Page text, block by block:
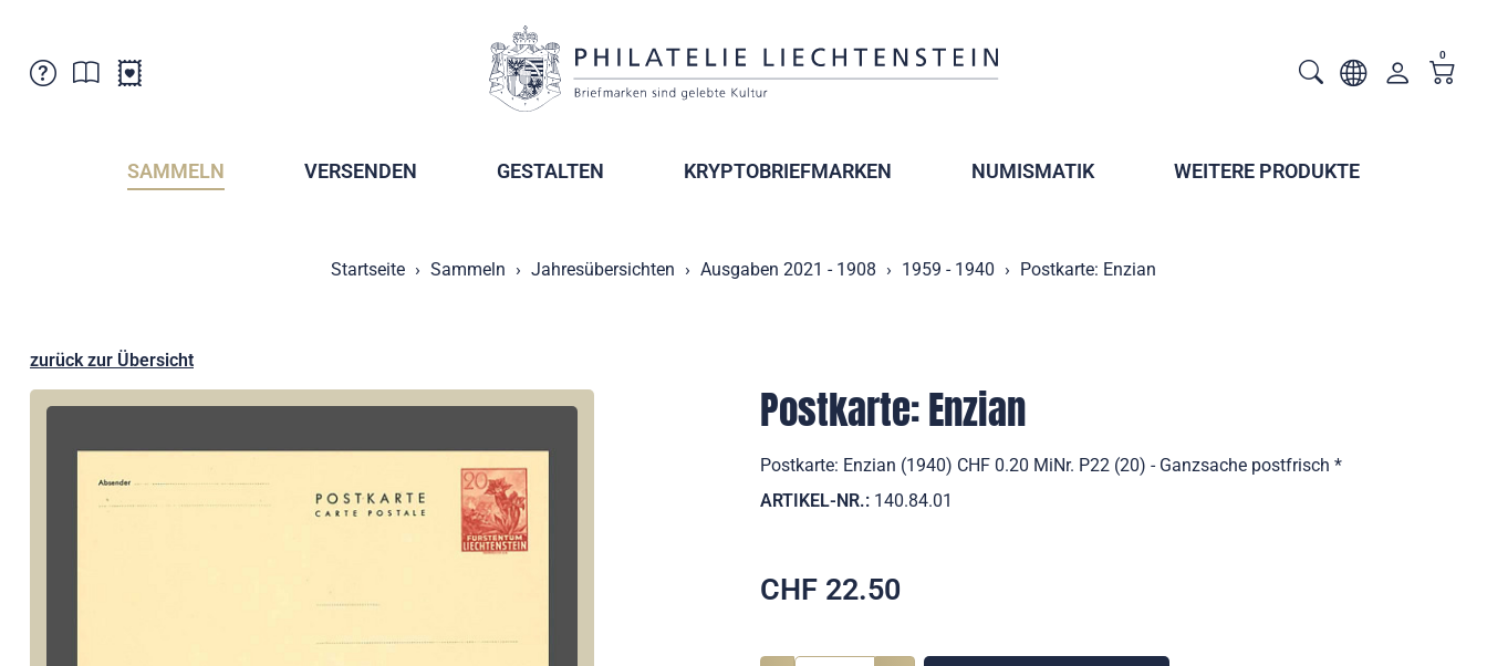
Verkaufsstellen
Postcrossing
Abonnemente
0
SAMMELN VERSENDEN GESTALTEN KRYPTOBRIEFMARKEN NUMISMATIK WEITERE PRODUKTE
Startseite Sammeln Jahresübersichten Ausgaben 2021 - 1908 1959 - 1940 Postkarte: Enzian
zurück zur Übersicht
Postkarte: Enzian
Postkarte: Enzian (1940) CHF 0.20 MiNr. P22 (20) - Ganzsache postfrisch *
ARTIKEL-NR.: 140.84.01
CHF 22.50